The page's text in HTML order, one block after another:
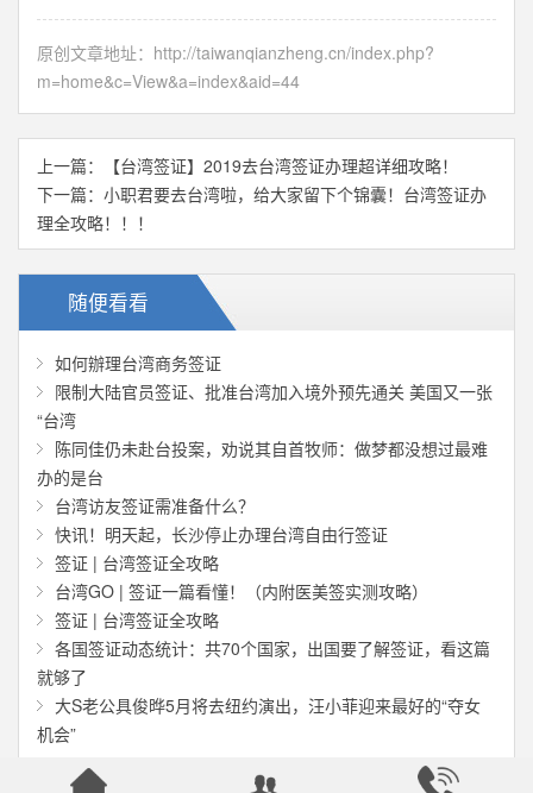
原创文章地址： http://taiwanqianzheng.cn/index.php?
m=home&c=View&a=index&aid=44
上一篇：
【台湾签证】2019去台湾签证办理超详细攻略！
下一篇： 小职君要去台湾啦，给大家留下个锦囊！台湾签证办
理全攻略！！！
随便看看
如何辦理台湾商务签证
限制大陆官员签证、批准台湾加入境外预先通关 美国又一张
“台湾
陈同佳仍未赴台投案，劝说其自首牧师：做梦都没想过最难
办的是台
台湾访友签证需准备什么？
快讯！明天起，长沙停止办理台湾自由行签证
签证 | 台湾签证全攻略
台湾GO | 签证一篇看懂！（内附医美签实测攻略）
签证 | 台湾签证全攻略
各国签证动态统计：共70个国家，出国要了解签证，看这篇
就够了
大S老公具俊晔5月将去纽约演出，汪小菲迎来最好的“夺女
机会”